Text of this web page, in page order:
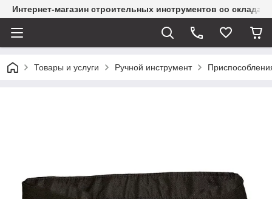
Интернет-магазин строительных инструментов со склада
Товары и услуги Ручной инструмент